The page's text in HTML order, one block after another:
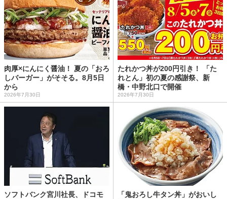
肉厚×にんにく醤油！ 夏の「おろ
しバーガー」がそそる。8月5日
から
2026年7月30日
たれかつ丼が200円引き！ 「た
れとん」初の夏の感謝祭、新
橋・中野北口で開催
2026年7月30日
ソフトバンク宮川社長、ドコモ
「鬼おろし牛タン丼」がおいし